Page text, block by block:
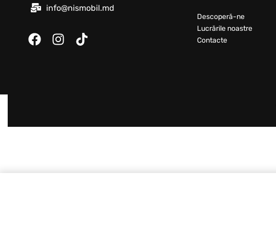
info@nismobil.md
Descoperă-ne
Lucrările noastre
Contacte